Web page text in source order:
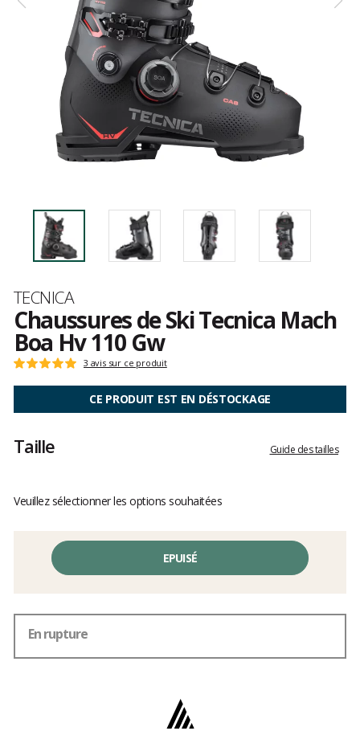
Marque
TECNICA
Chaussures de Ski Tecnica Mach
Boa Hv 110 Gw
Les
Note
:
sur
3 avis sur ce produit
CE PRODUIT EST EN DÉSTOCKAGE
Taille Guide des tailles
Veuillez sélectionner les options souhaitées
EPUISÉ
En rupture